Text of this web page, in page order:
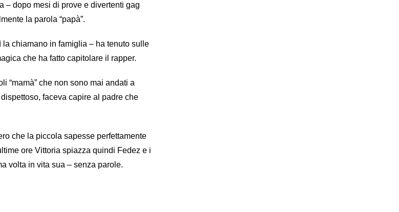
– dopo mesi di prove e divertenti gag
la parola “papà”.
chiamano in famiglia – ha tenuto sulle
che ha fatto capitolare il rapper.
“mamà” che non sono mai andati a
faceva capire al padre che
che la piccola sapesse perfettamente
ore Vittoria spiazza quindi Fedez e i
volta in vita sua – senza parole.